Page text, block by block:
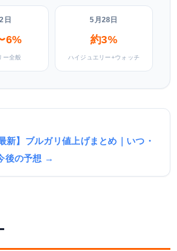
日
6%
ー全般
5月28日
約3%
ハイジュエリー+ウォッチ
新】ブルガリ値上げまとめ｜いつ・
後の予想 →